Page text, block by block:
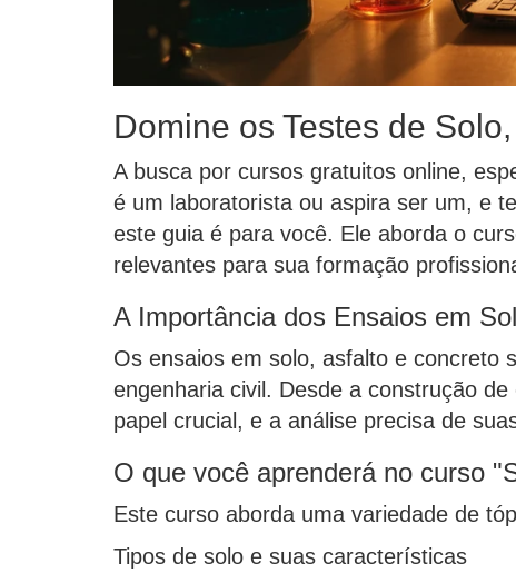
Domine os Testes de
A busca por cursos gratuitos online,
é um laboratorista ou aspira ser um, e
este guia é para você. Ele aborda o
relevantes para sua formação
A Importância dos Ensaios em
Os ensaios em solo, asfalto e concreto
engenharia civil. Desde a construção
papel crucial, e a análise precisa de
O que você aprenderá no curso
Este curso aborda uma variedade de
Tipos de solo e suas características